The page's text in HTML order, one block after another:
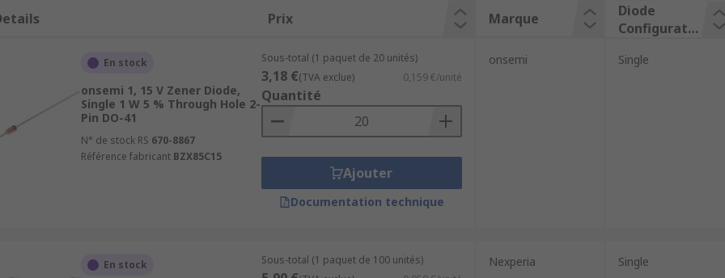
such as different levels of power dissipation, mount types, and different configurations.
and are used to protect circuits from overvoltage and electrostatic discharge or for switching
Prix Marque
Diode
Configuratio
En stock
onsemi 1, 15 V Zener Diode,
Single 1 W 5 % Through Hole 2-
Pin DO-41
N° de stock RS 670-8867
Référence fabricant BZX85C15
Sous-total (1 paquet de 20 unités)
3,18 €(TVA exclue) 0,159 €/unité
Quantité
Ajouter
Documentation technique
onsemi Single
En stock Sous-total (1 paquet de 100 unités) Nexperia Single